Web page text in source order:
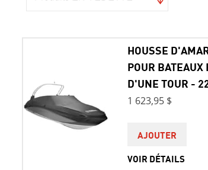
HOUSSE
POUR BATEAUX
D'UNE TOUR -
1 623,95 $
AJOUTER
VOIR DÉTAILS